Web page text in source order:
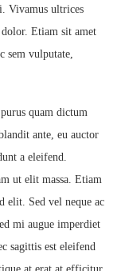
Vivamus ultrices
Etiam sit amet
sem vulputate,
quam dictum
ante, eu auctor
a eleifend.
ut elit massa. Etiam
elit. Sed vel neque ac
mi augue imperdiet
sagittis est eleifend